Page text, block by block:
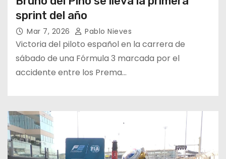
sprint del año
Mar 7, 2026 Pablo Nieves
Victoria del piloto español en la carrera de
sábado de una Fórmula 3 marcada por el
accidente entre los Prema…